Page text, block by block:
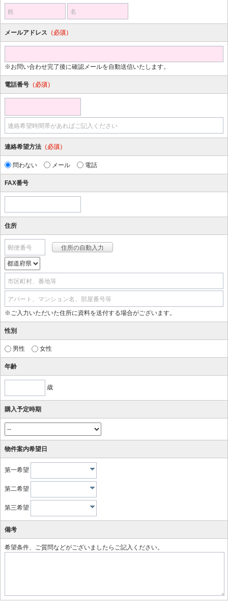
姓 名
メールアドレス （必須）
※お問い合わせ完了後に確認メールを自動送信いたします。
電話番号 （必須）
連絡希望時間帯があればご記入ください
連絡希望方法 （必須）
問わない メール 電話
FAX番号
住所
郵便番号
市区町村、番地等
アパート、マンション名、部屋番号等
※ご入力いただいた住所に資料を送付する場合がございます。
性別
男性 女性
年齢
歳
購入予定時期
物件案内希望日
第一希望
第二希望
第三希望
備考
希望条件、ご質問などがございましたらご記入ください。